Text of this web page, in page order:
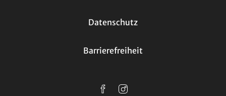
Datenschutz
Barrierefreiheit